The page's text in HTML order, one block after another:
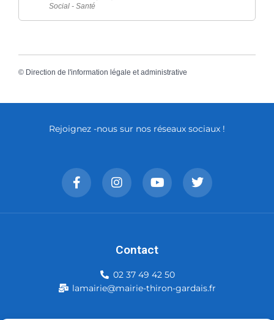
Social - Santé
© Direction de l'information légale et administrative
Rejoignez -nous sur nos réseaux sociaux !
Contact
02 37 49 42 50
lamairie@mairie-thiron-gardais.fr